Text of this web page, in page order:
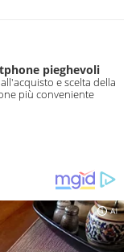
pieghevoli
e scelta della
più conveniente